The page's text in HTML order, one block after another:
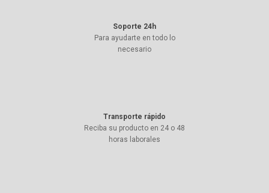
Soporte 24h
Para ayudarte en todo lo
necesario
Transporte rápido
Reciba su producto en 24 o 48
horas laborales